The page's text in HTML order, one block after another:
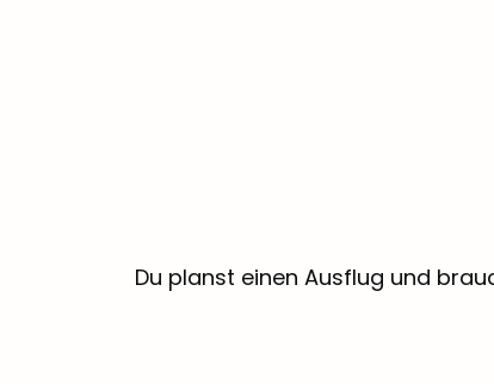
Du planst einen Ausflug und